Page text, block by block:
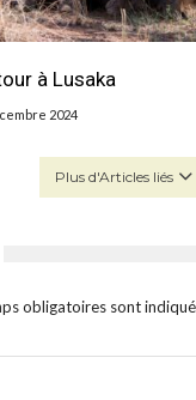
à Lusaka
2024
Plus d'Articles liés
obligatoires sont